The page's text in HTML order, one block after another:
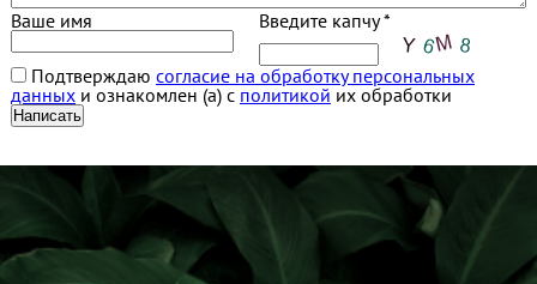
Ваше имя Введите капчу *
Подтверждаю согласие на обработку персональных
данныхи ознакомлен (а) с политикой их обработки